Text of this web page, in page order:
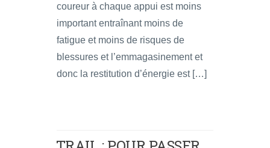
coureur à chaque appui est moins
important entraînant moins de
fatigue et moins de risques de
blessures et l’emmagasinement et
donc la restitution d’énergie est […]